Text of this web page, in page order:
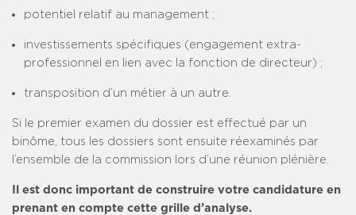
potentiel relatif au management ;
investissements spécifiques (engagement extra-
professionnel en lien avec la fonction de directeur) ;
transposition d’un métier à un autre.
Si le premier examen du dossier est effectué par un
binôme, tous les dossiers sont ensuite réexaminés par
l’ensemble de la commission lors d’une réunion plénière.
Il est donc important de construire votre candidature en
prenant en compte cette grille d’analyse.